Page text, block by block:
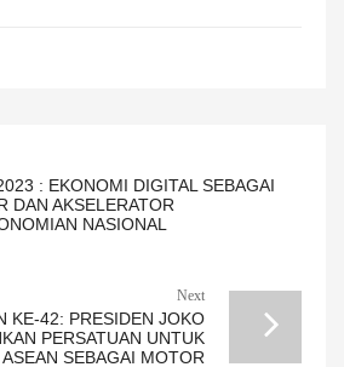
: EKONOMI DIGITAL SEBAGAI
DAN AKSELERATOR
NASIONAL
Next
KE-42: PRESIDEN JOKO
PERSATUAN UNTUK
SEBAGAI MOTOR